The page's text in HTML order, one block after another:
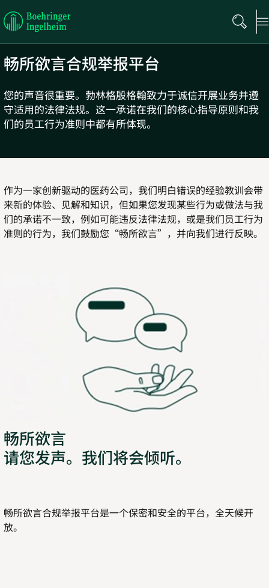
Boehringer
Ingelheim
畅所欲言合规举报平台
您的声音很重要。勃林格殷格翰致力于诚信开展业务并遵
守适用的法律法规。这一承诺在我们的核心指导原则和我
们的员工行为准则中都有所体现。
作为一家创新驱动的医药公司，我们明白错误的经验教训会带
来新的体验、见解和知识，但如果您发现某些行为或做法与我
们的承诺不一致，例如可能违反法律法规，或是我们员工行为
准则的行为，我们鼓励您“畅所欲言”，并向我们进行反映。
畅所欲言
请您发声。我们将会倾听。
畅所欲言合规举报平台是一个保密和安全的平台，全天候开
放。